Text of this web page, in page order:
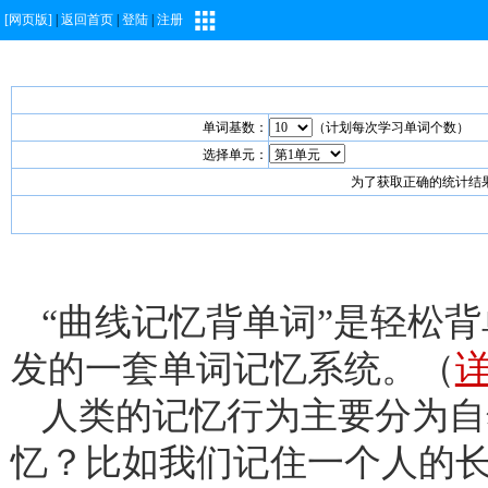
[网页版] 返回首页 登陆 注册
单词基数：
（计划每次学习单词个数）
选择单元：
为了获取正确的统计结
“曲线记忆背单词”是轻松
发的一套单词记忆系统。（
人类的记忆行为主要分为
忆？比如我们记住一个人的